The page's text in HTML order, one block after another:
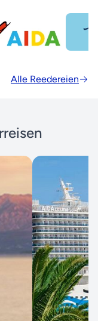
Alle Reedereien